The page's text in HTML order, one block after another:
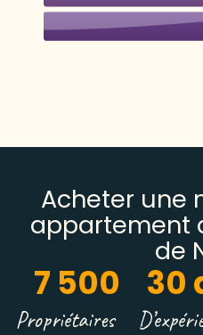
Acheter une
appartement
de
Propriétaires
7 500 30